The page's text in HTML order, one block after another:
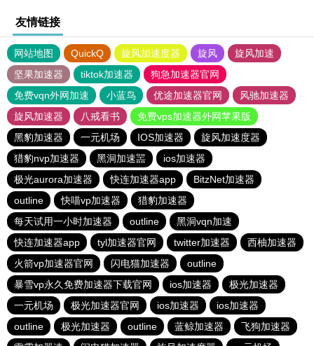
友情链接
网站地图 QuickQ 旋风加速度器 旋风
旋风加速
坚果加速器
tiktok加速器
狗急加速器官网
免费vqn外网加速
小蓝鸟 优途加速器官网
风驰加速器
旋风加速器
八戒看书
免费vps加速器外网苹果版
黑豹加速器
一元机场 IOS加速器
旋风加速度器
猎豹nvp加速器
黑洞加速噐
ios加速器
极光aurora加速器
快连加速器app
BitzNet加速器
outline
快喵vp加速器
猎豹加速器
每天试用一小时加速器
outline
黑洞vqn加速
快连加速器app
tyl加速器官网 twitter加速器
西柚加速器
火箭vp加速器官网
闪电猫加速器
outline
暴雪vp永久免费加速器下载官网
ios加速器
极光加速器
一元机场
极光加速器官网 ios加速器
ios加速器
outline
极光加速器 outline 蓝鲸加速器
飞狗加速器